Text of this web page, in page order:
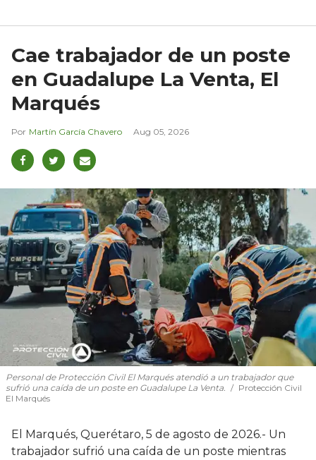
Cae trabajador de un poste
en Guadalupe La Venta, El
Marqués
Martín García Chavero Aug 05, 2026
Personal de Protección Civil El Marqués atendió a un trabajador que
sufrió una caída de un poste en Guadalupe La Venta.
Protección Civil
El Marqués
El Marqués, Querétaro, 5 de agosto de 2026.- Un
trabajador sufrió una caída de un poste mientras